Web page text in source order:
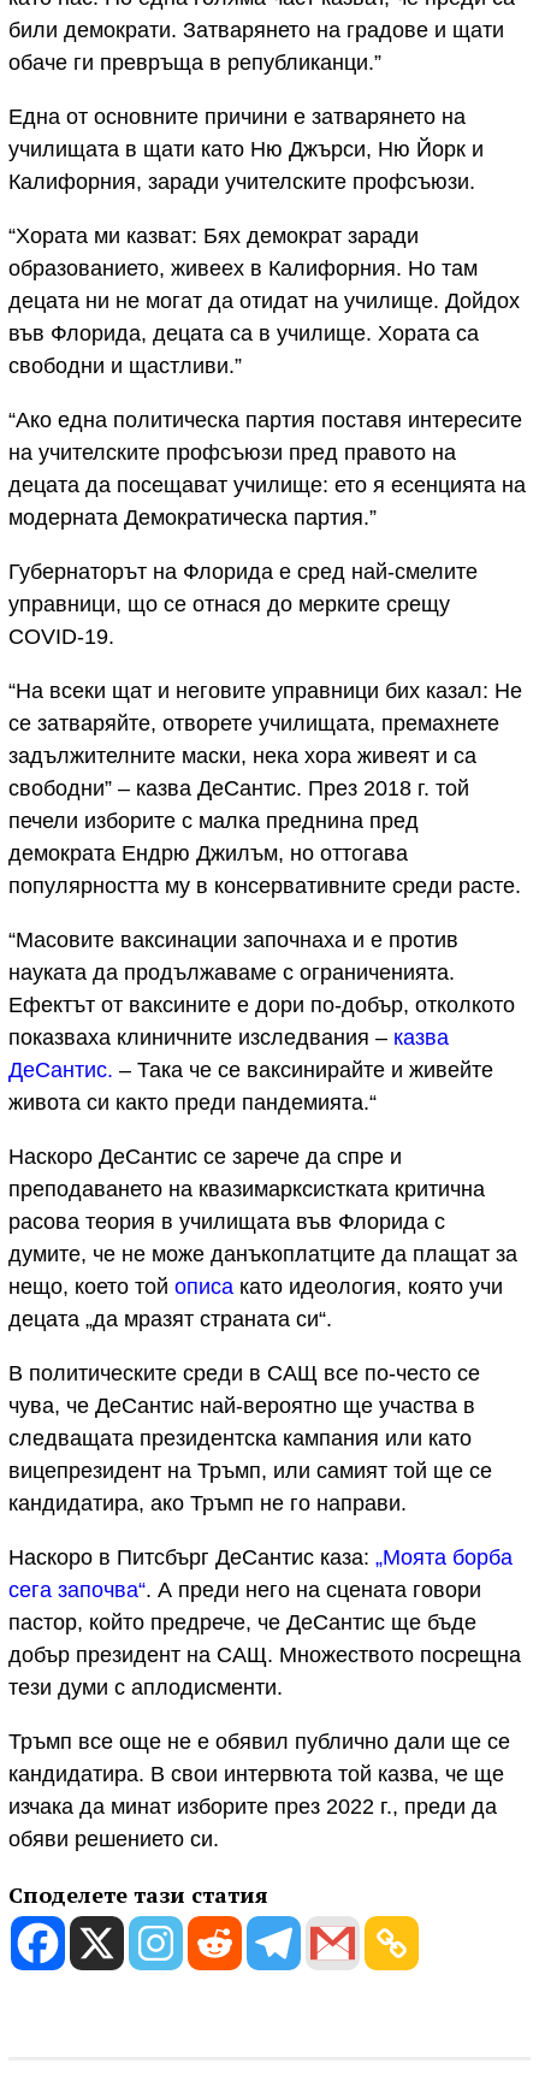
били демократи. Затварянето на градове и щати
обаче ги превръща в републиканци.”
Една от основните причини е затварянето на
училищата в щати като Ню Джърси, Ню Йорк и
Калифорния, заради учителските профсъюзи.
“Хората ми казват: Бях демократ заради
образованието, живеех в Калифорния. Но там
децата ни не могат да отидат на училище. Дойдох
във Флорида, децата са в училище. Хората са
свободни и щастливи.”
“Ако една политическа партия поставя интересите
на учителските профсъюзи пред правото на
децата да посещават училище: ето я есенцията на
модерната Демократическа партия.”
Губернаторът на Флорида е сред най-смелите
управници, що се отнася до мерките срещу
COVID-19.
“На всеки щат и неговите управници бих казал: Не
се затваряйте, отворете училищата, премахнете
задължителните маски, нека хора живеят и са
свободни” – казва ДеСантис. През 2018 г. той
печели изборите с малка преднина пред
демократа Ендрю Джилъм, но оттогава
популярността му в консервативните среди расте.
“Масовите ваксинации започнаха и е против
науката да продължаваме с ограниченията.
Ефектът от ваксините е дори по-добър, отколкото
показваха клиничните изследвания – казва
ДеСантис. – Така че се ваксинирайте и живейте
живота си както преди пандемията.“
Наскоро ДеСантис се зарече да спре и
преподаването на квазимарксистката критична
расова теория в училищата във Флорида с
думите, че не може данъкоплатците да плащат за
нещо, което той описа като идеология, която учи
децата „да мразят страната си“.
В политическите среди в САЩ все по-често се
чува, че ДеСантис най-вероятно ще участва в
следващата президентска кампания или като
вицепрезидент на Тръмп, или самият той ще се
кандидатира, ако Тръмп не го направи.
Наскоро в Питсбърг ДеСантис каза: „Моята борба
сега започва“. А преди него на сцената говори
пастор, който предрече, че ДеСантис ще бъде
добър президент на САЩ. Множеството посрещна
тези думи с аплодисменти.
Тръмп все още не е обявил публично дали ще се
кандидатира. В свои интервюта той казва, че ще
изчака да минат изборите през 2022 г., преди да
обяви решението си.
Споделете тази статия